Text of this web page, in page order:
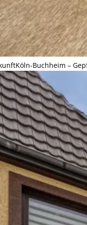
Köln-Buchheim –